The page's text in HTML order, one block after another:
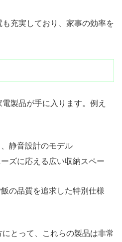
充実しており、家事の効率を
製品が手に入ります。例え
、静音設計のモデル
ーズに応える広い収納スペー
飯の品質を追求した特別仕様
とって、これらの製品は非常